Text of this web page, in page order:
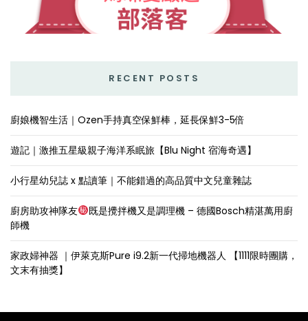
RECENT POSTS
廚娘機智生活｜Ozen手持真空保鮮棒，延長保鮮3-5倍
遊記｜激推五星級親子海洋系眠旅【Blu Night 宿海奇遇】
小行星幼兒誌 x 點讀筆｜不能錯過的高品質中文兒童雜誌
廚房助攻神隊友
既是攪拌機又是調理機 – 德國Bosch精湛萬用廚
師機
家政婦神器 ｜伊萊克斯Pure i9.2新一代掃地機器人 【1111限時團購，
文末有抽獎】